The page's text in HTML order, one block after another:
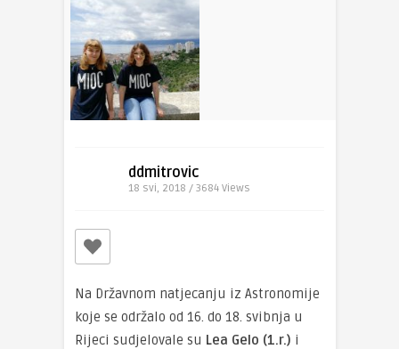
ddmitrovic
18 svi, 2018 / 3684 Views
Na Državnom natjecanju iz Astronomije
koje se održalo od 16. do 18. svibnja u
Rijeci sudjelovale su Lea Gelo (1.r.) i